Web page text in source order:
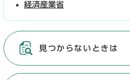
経済産業省
見つからないときは